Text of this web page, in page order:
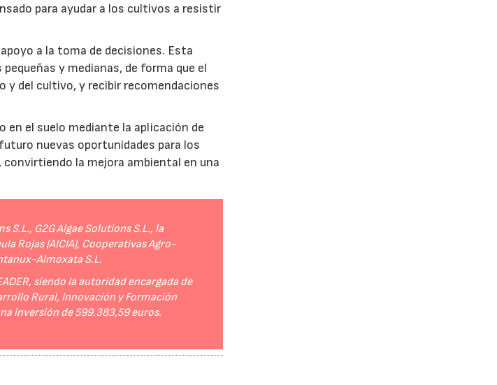
para ayudar a los cultivos a resistir
a la toma de decisiones. Esta
y medianas, de forma que el
y del cultivo, y recibir recomendaciones
en el suelo mediante la aplicación de
nuevas oportunidades para los
la mejora ambiental en una
S.L., G2G Algae Solutions S.L., la
Rojas (AICIA), Cooperativas Agro-
Almoxata S.L.
siendo la autoridad encargada de
Rural, Innovación y Formación
inversión de 599.383,59 euros.